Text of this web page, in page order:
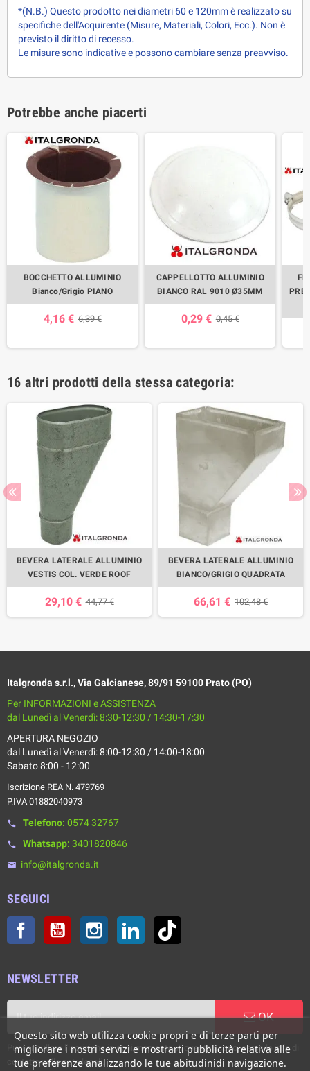
*(N.B.) Questo prodotto nei diametri 60 e 120mm è realizzato su
specifiche dell'Acquirente (Misure, Materiali, Colori, Ecc.). Non è
previsto il diritto di recesso.
Le misure sono indicative e possono cambiare senza preavviso.
Potrebbe anche piacerti
BOCCHETTO ALLUMINIO
Bianco/Grigio PIANO
4,16 € 6,39 €
CAPPELLOTTO ALLUMINIO
BIANCO RAL 9010 Ø35MM
0,29 € 0,45 €
16 altri prodotti della stessa categoria:
BEVERA LATERALE ALLUMINIO
VESTIS COL. VERDE ROOF
29,10 € 44,77 €
BEVERA LATERALE ALLUMINIO
BIANCO/GRIGIO QUADRATA
66,61 € 102,48 €
Italgronda s.r.l., Via Galcianese, 89/91 59100 Prato (PO)
Per INFORMAZIONI e ASSISTENZA
dal Lunedì al Venerdì: 8:30-12:30 / 14:30-17:30
APERTURA NEGOZIO
dal Lunedì al Venerdì: 8:00-12:30 / 14:00-18:00
Sabato 8:00 - 12:00
Iscrizione REA N. 479769
P.IVA 01882040973
phone Telefono: 0574 32767
phone Whatsapp: 3401820846
email info@italgronda.it
SEGUICI
Facebook YouTube Instagram LinkedIn
NEWSLETTER
OK
Puoi annullare l'iscrizione in ogni momento. A questo scopo, cerca le info di
contatto nelle note legali.
Questo sito web utilizza cookie propri e di terze parti per
migliorare i nostri servizi e mostrarti pubblicità relativa alle
tue preferenze analizzando le tue abitudinidi navigazione.